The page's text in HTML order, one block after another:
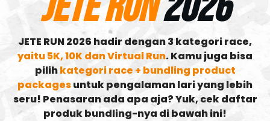
JETE RUN 2026 hadir dengan 3 kategori race,
yaitu 5K, 10K dan Virtual Run. Kamu juga bisa
pilihkategori race + bundling product
packagesuntuk pengalaman lari yang lebih
seru! Penasaran ada apa aja? Yuk, cek daftar
produk bundling-nya di bawah ini!